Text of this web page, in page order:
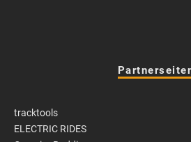
tracktools
ELECTRIC RIDES